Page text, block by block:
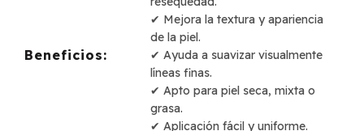
Beneficios:
✔ Mejora la textura y apariencia
de la piel.
✔ Ayuda a suavizar visualmente
líneas finas.
✔ Apto para piel seca, mixta o
grasa.
✔ Aplicación fácil y uniforme.